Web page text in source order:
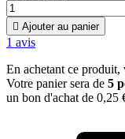
 Ajouter au panier
1 avis
En achetant ce
Votre panier sera de 5
un bon d'achat de 0,25